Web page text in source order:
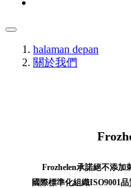
halaman depan
關於我們
Frozhelen承諾絕不添加
國際標準化組織ISO9001